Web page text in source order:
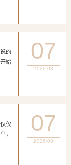
的
始
07
2026-08
仅
，
07
2026-08